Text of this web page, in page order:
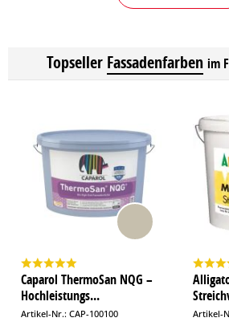
Topseller Fassadenfarben im
Caparol ThermoSan NQG –
Hochleistungs...
Artikel-Nr.: CAP-100100 Artikel-